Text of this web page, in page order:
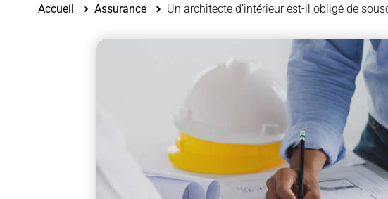
Accueil Assurance Un architecte d’intérieur est-il obligé de